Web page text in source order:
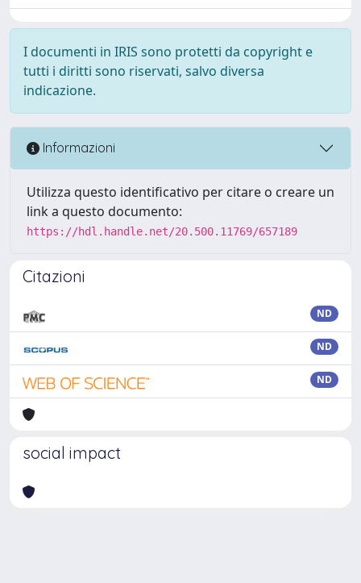
I documenti in IRIS sono protetti da copyright e
tutti i diritti sono riservati, salvo diversa
indicazione.
Informazioni
Utilizza questo identificativo per citare o creare un
link a questo documento:
https://hdl.handle.net/20.500.11769/657189
Citazioni
ND
ND
ND
social impact